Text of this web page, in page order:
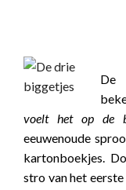
De
voelt het op de
eeuwenoude
kartonboekjes.
stro van het